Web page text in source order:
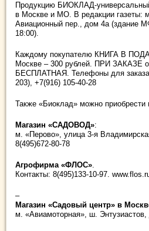
Продукцию БИОКЛАД-
в Москве и МО. В редакции газеты:
Авиационный пер., дом 4а (здание
18:00).
Каждому покупателю КНИГА В
Москве – 300 рублей. ПРИ ЗАКАЗЕ
БЕСПЛАТНАЯ. Телефоны для
203), +7(916) 105-40-28
Также «Биоклад» можно
Магазин «САДОВОД»:
м. «Перово», улица 3-я
8(495)672-80-78
Агрофирма «ФЛОС».
Контакты: 8(495)133-10-97.
–
Магазин «Садовый центр» в
м. «Авиамоторная», ш. Энтузиастов,